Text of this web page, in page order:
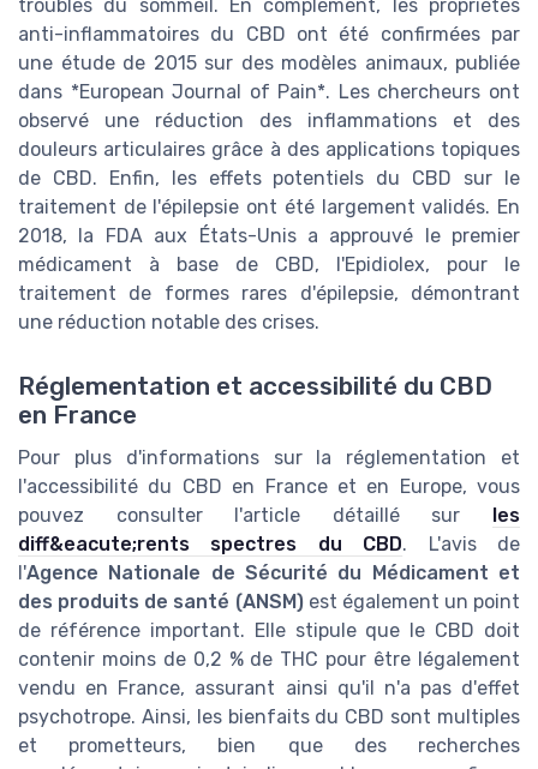
troubles du sommeil. En complément, les propriétés
anti-inflammatoires du CBD ont été confirmées par
une étude de 2015 sur des modèles animaux, publiée
dans *European Journal of Pain*. Les chercheurs ont
observé une réduction des inflammations et des
douleurs articulaires grâce à des applications topiques
de CBD. Enfin, les effets potentiels du CBD sur le
traitement de l'épilepsie ont été largement validés. En
2018, la FDA aux États-Unis a approuvé le premier
médicament à base de CBD, l'Epidiolex, pour le
traitement de formes rares d'épilepsie, démontrant
une réduction notable des crises.
Réglementation et accessibilité du CBD
en France
Pour plus d'informations sur la réglementation et
l'accessibilité du CBD en France et en Europe, vous
pouvez consulter l'article détaillé sur
les
diff&eacute;rents spectres du CBD. L'avis de
l'Agence Nationale de Sécurité du Médicament et
des produits de santé (ANSM)est également un point
de référence important. Elle stipule que le CBD doit
contenir moins de 0,2 % de THC pour être légalement
vendu en France, assurant ainsi qu'il n'a pas d'effet
psychotrope. Ainsi, les bienfaits du CBD sont multiples
et prometteurs, bien que des recherches